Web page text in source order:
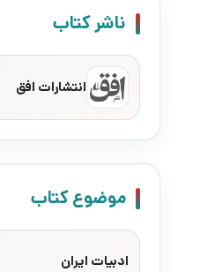
ناشر کتاب
انتشارات افق
موضوع کتاب
ادبیات ایران